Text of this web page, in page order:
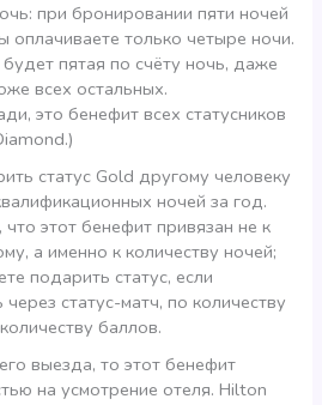
при бронировании пяти ночей
оплачиваете только четыре ночи.
пятая по счёту ночь, даже
всех остальных.
это бенефит всех статусников
статус Gold другому человеку
ночей за год.
этот бенефит привязан не к
а именно к количеству ночей;
подарить статус, если
статус-матч, по количеству
баллов.
выезда, то этот бенефит
на усмотрение отеля. Hilton